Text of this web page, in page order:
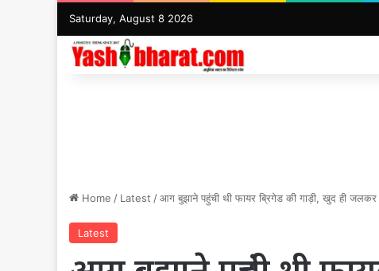
Saturday, August 8 2026
Home / Latest /आग बुझाने पहुंची थी फायर ब्रिगेड की गाड़ी, खुद ही
Latest